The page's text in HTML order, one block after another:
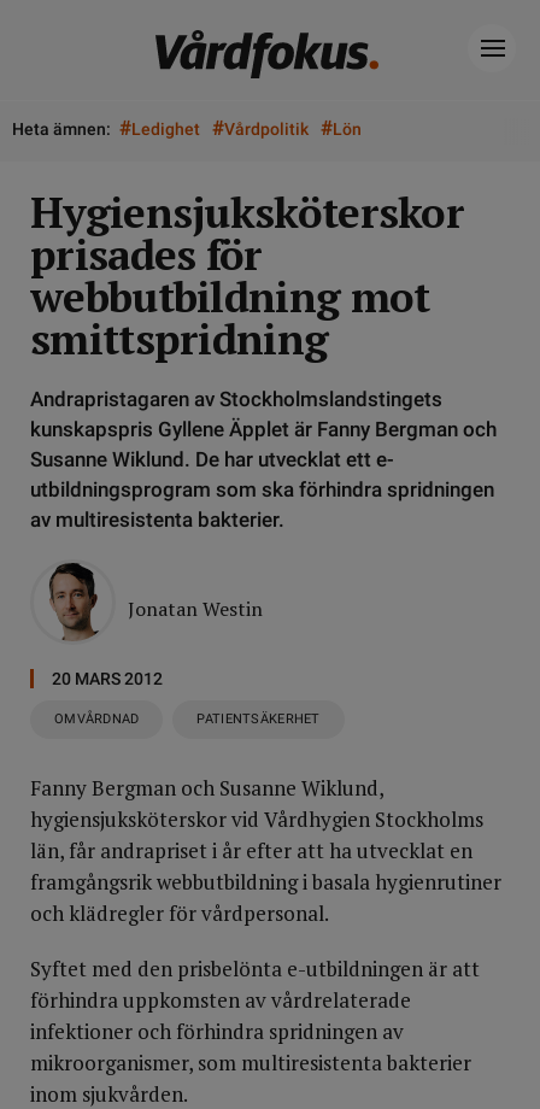
Heta ämnen: #Ledighet #Vårdpolitik #Lön
Hygiensjuksköterskor
prisades för
webbutbildning mot
smittspridning
Andrapristagaren av Stockholmslandstingets
kunskapspris Gyllene Äpplet är Fanny Bergman och
Susanne Wiklund. De har utvecklat ett e-
utbildningsprogram som ska förhindra spridningen
av multiresistenta bakterier.
Jonatan Westin
20 MARS 2012
OMVÅRDNAD PATIENTSÄKERHET
Fanny Bergman och Susanne Wiklund,
hygiensjuksköterskor vid Vårdhygien Stockholms
län, får andrapriset i år efter att ha utvecklat en
framgångsrik webbutbildning i basala hygienrutiner
och klädregler för vårdpersonal.
Syftet med den prisbelönta e-utbildningen är att
förhindra uppkomsten av vårdrelaterade
infektioner och förhindra spridningen av
mikroorganismer, som multiresistenta bakterier
inom sjukvården.